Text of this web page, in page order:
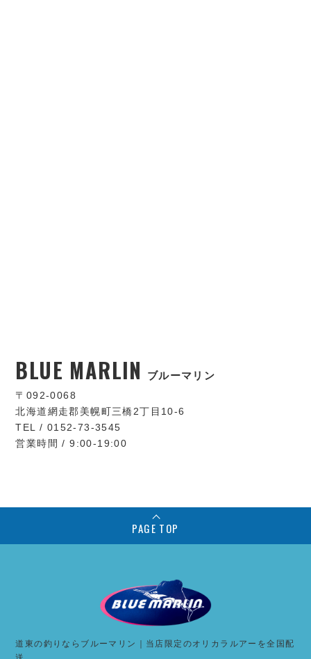
BLUE MARLIN ブルーマリン
〒092-0068
北海道網走郡美幌町三橋2丁目10-6
TEL / 0152-73-3545
営業時間 / 9:00-19:00
PAGE TOP
道東の釣りならブルーマリン｜当店限定のオリカラルアーを全国配